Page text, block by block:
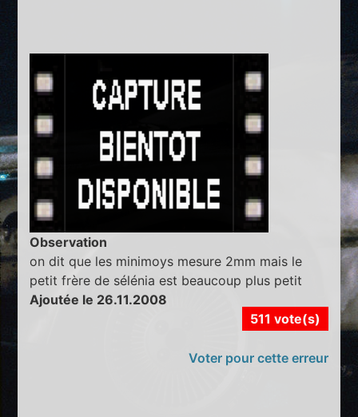
Observation
on dit que les minimoys mesure 2mm mais le
petit frère de sélénia est beaucoup plus petit
Ajoutée le 26.11.2008
511 vote(s)
Voter pour cette erreur